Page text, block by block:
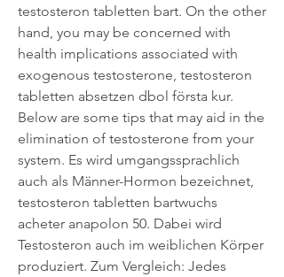
testosteron tabletten bart. On the other
hand, you may be concerned with
health implications associated with
exogenous testosterone, testosteron
tabletten absetzen dbol första kur.
Below are some tips that may aid in the
elimination of testosterone from your
system. Es wird umgangssprachlich
auch als Männer-Hormon bezeichnet,
testosteron tabletten bartwuchs
acheter anapolon 50. Dabei wird
Testosteron auch im weiblichen Körper
produziert. Zum Vergleich: Jedes